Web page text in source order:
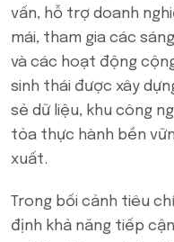
vấn, hỗ trợ doanh
mái, tham gia các
và các hoạt động
sinh thái được xây
sẻ dữ liệu, khu công
tỏa thực hành bền
xuất.
Trong bối cảnh tiêu
định khả năng tiếp